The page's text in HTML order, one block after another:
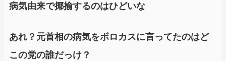
病気由来で揶揄するのはひどいな
あれ？元首相の病気をボロカスに言ってたのはど
この党の誰だっけ？